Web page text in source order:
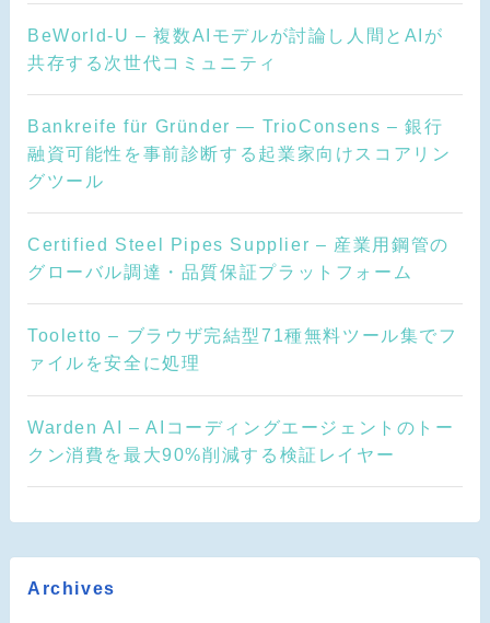
BeWorld-U – 複数AIモデルが討論し人間とAIが
共存する次世代コミュニティ
Bankreife für Gründer — TrioConsens – 銀行
融資可能性を事前診断する起業家向けスコアリン
グツール
Certified Steel Pipes Supplier – 産業用鋼管の
グローバル調達・品質保証プラットフォーム
Tooletto – ブラウザ完結型71種無料ツール集でフ
ァイルを安全に処理
Warden AI – AIコーディングエージェントのトー
クン消費を最大90%削減する検証レイヤー
Archives